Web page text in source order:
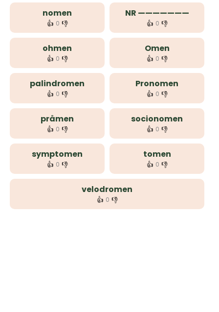
nomen
👍 0 👎
NR ———————
👍 0 👎
ohmen
👍 0 👎
Omen
👍 0 👎
palindromen
👍 0 👎
Pronomen
👍 0 👎
pråmen
👍 0 👎
socionomen
👍 0 👎
symptomen
👍 0 👎
tomen
👍 0 👎
velodromen
👍 0 👎